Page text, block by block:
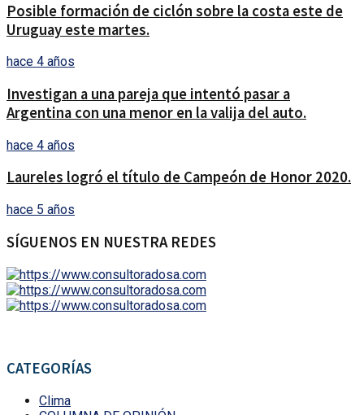
Posible formación de ciclón sobre la costa este de
Uruguay este martes.
hace 4 años
Investigan a una pareja que intentó pasar a
Argentina con una menor en la valija del auto.
hace 4 años
Laureles logró el título de Campeón de Honor 2020.
hace 5 años
SÍGUENOS EN NUESTRA REDES
CATEGORÍAS
Clima